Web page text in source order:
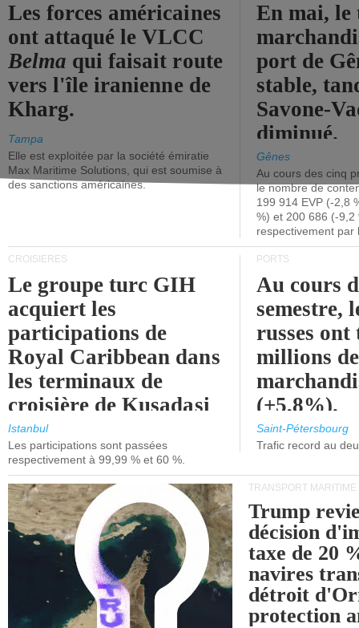
Les forces américaines
ont attaqué le VLCC
Belma qui faisait route
vers l'île iranienne de
Kharg.
Tampa
Elle est exploitée par la société émiratie
Max Maritime Solutions, qui est soumise à
des sanctions américaines.
En mai, le
port de
stable,
Savone-
diminué.
Gênes
Au cours des cinq
le nombre de
199 914 EVP (-2,8
%) et 200 686 (-9,2
respectivement par
CROISIÈRES
Le groupe turc GIH
acquiert les
participations de
Royal Caribbean dans
les terminaux de
croisière de Kusadasi
et de Lisbonne.
Istanbul
Les participations sont passées
respectivement à 99,99 % et 60 %.
PORTS
Au cours
semestre,
russes
millions
(+5,8%).
Saint-Pétersbourg
Trafic record au
TRANSPORT MARITIME
Trump
décision
taxe de 20
navires
détroit
protection